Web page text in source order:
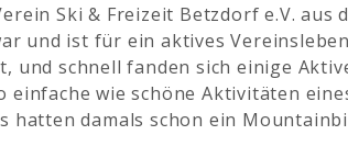
Ski & Freizeit Betzdorf e.V.
und ist für ein aktives
und schnell fanden sich einige
einfache wie schöne Aktivitäten
hatten damals schon ein